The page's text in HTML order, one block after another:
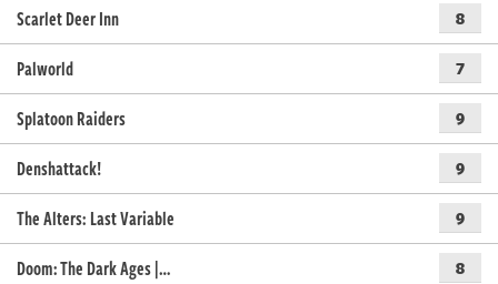
Scarlet Deer Inn
8
Palworld 7
Splatoon Raiders 9
Denshattack! 9
The Alters: Last Variable 9
Doom: The Dark Ages |… 8